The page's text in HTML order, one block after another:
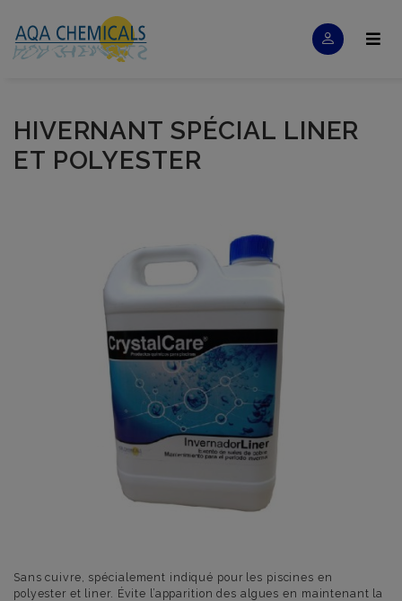
HIVERNANT SPÉCIAL LINER
ET POLYESTER
Sans cuivre, spécialement indiqué pour les piscines en
polyester et liner. Évite l’apparition des algues en maintenant la